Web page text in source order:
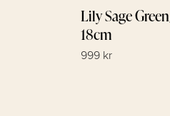
Lily Sage
18cm
999 kr